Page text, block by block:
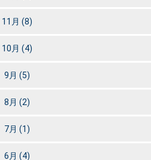
11月 (8)
10月 (4)
9月 (5)
8月 (2)
7月 (1)
6月 (4)